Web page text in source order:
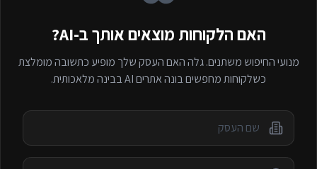
האם הלקוחות מוצאים אותך ב-AI?
מנועי החיפוש משתנים. גלה האם העסק שלך מופיע כתשובה מומלצת
כשלקוחות מחפשיםבונה אתרים AI בבינה מלאכותית.